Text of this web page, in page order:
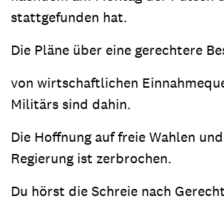
stattgefunden hat.
Die Pläne über eine gerechtere
von wirtschaftlichen
Militärs sind dahin.
Die Hoffnung auf freie Wahlen
Regierung ist zerbrochen.
Du hörst die Schreie nach